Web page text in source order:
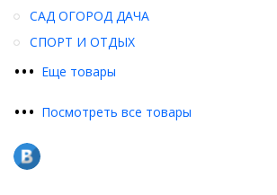
••• Еще товары
САД ОГОРОД ДАЧА
СПОРТ И ОТДЫХ
••• Посмотреть все товары